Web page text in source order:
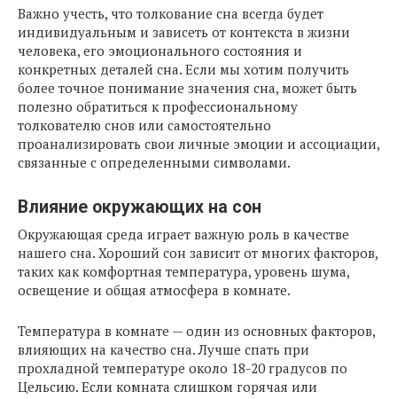
Важно учесть, что толкование сна всегда будет
индивидуальным и зависеть от контекста в жизни
человека, его эмоционального состояния и
конкретных деталей сна. Если мы хотим получить
более точное понимание значения сна, может быть
полезно обратиться к профессиональному
толкователю снов или самостоятельно
проанализировать свои личные эмоции и ассоциации,
связанные с определенными символами.
Влияние окружающих на сон
Окружающая среда играет важную роль в качестве
нашего сна. Хороший сон зависит от многих факторов,
таких как комфортная температура, уровень шума,
освещение и общая атмосфера в комнате.
Температура в комнате — один из основных факторов,
влияющих на качество сна. Лучше спать при
прохладной температуре около 18-20 градусов по
Цельсию. Если комната слишком горячая или